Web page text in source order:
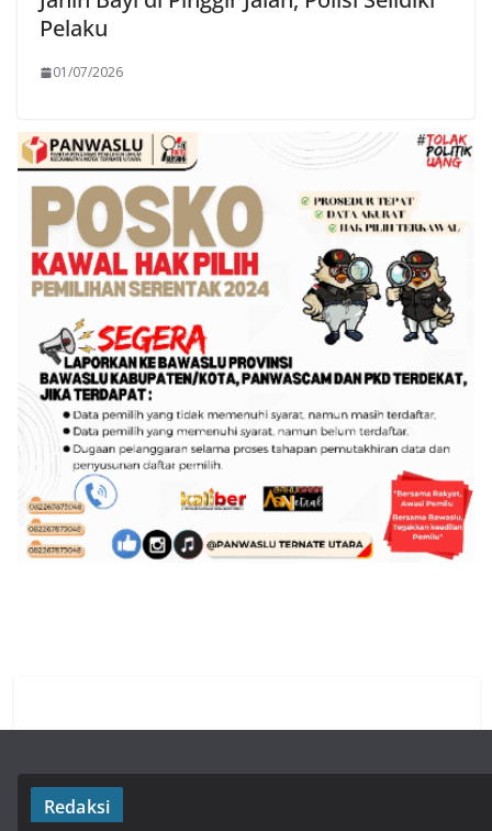
Pelaku
01/07/2026
Redaksi